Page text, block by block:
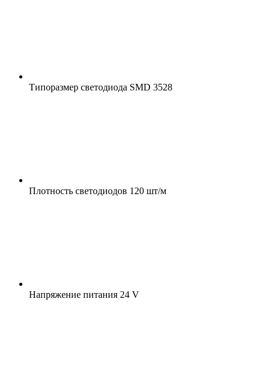
Типоразмер светодиода SMD 3528
Плотность светодиодов 120 шт/м
Напряжение питания 24 V